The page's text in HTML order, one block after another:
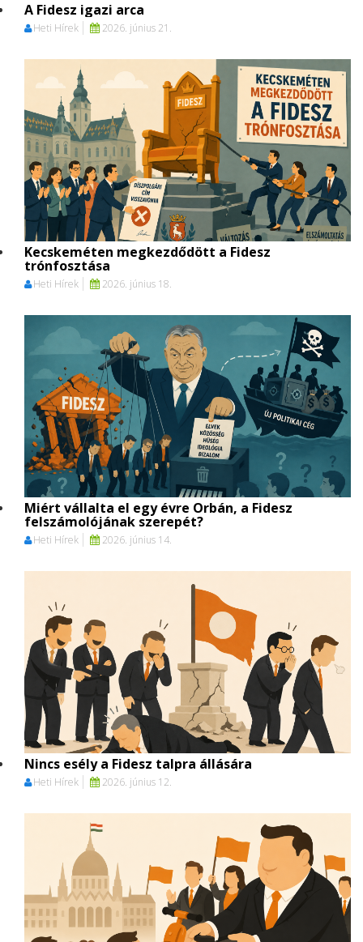
A Fidesz igazi arca
Heti Hírek 2026. június 21.
Kecskeméten megkezdődött a Fidesz
trónfosztása
Heti Hírek 2026. június 18.
Miért vállalta el egy évre Orbán, a Fidesz
felszámolójának szerepét?
Heti Hírek 2026. június 14.
Nincs esély a Fidesz talpra állására
Heti Hírek 2026. június 12.